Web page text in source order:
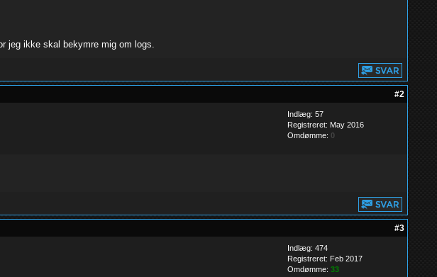
jeg ikke skal bekymre mig om logs.
#2
Indlæg: 57
Registreret: May 2016
Omdømme: 0
#3
Indlæg: 474
Registreret: Feb 2017
Omdømme: 33